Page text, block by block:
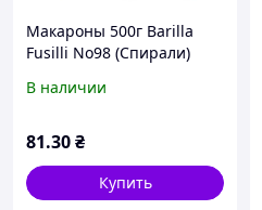
Макароны 500г Barilla
Fusilli No98 (Спирали)
В наличии
81.30₴
Купить